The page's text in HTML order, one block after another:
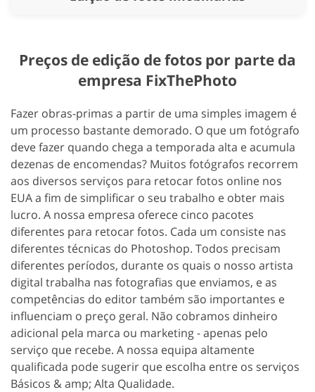
Preços de edição de fotos por parte da
empresa FixThePhoto
Fazer obras-primas a partir de uma simples imagem é
um processo bastante demorado. O que um fotógrafo
deve fazer quando chega a temporada alta e acumula
dezenas de encomendas? Muitos fotógrafos recorrem
aos diversos serviços para retocar fotos online nos
EUA a fim de simplificar o seu trabalho e obter mais
lucro. A nossa empresa oferece cinco pacotes
diferentes para retocar fotos. Cada um consiste nas
diferentes técnicas do Photoshop. Todos precisam
diferentes períodos, durante os quais o nosso artista
digital trabalha nas fotografias que enviamos, e as
competências do editor também são importantes e
influenciam o preço geral. Não cobramos dinheiro
adicional pela marca ou marketing - apenas pelo
serviço que recebe. A nossa equipa altamente
qualificada pode sugerir que escolha entre os serviços
Básicos & amp; Alta Qualidade.